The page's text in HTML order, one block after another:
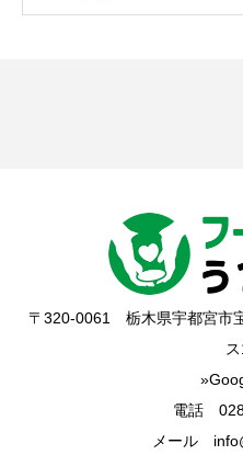
〒320-0061 栃木県宇都宮市
電話
メール